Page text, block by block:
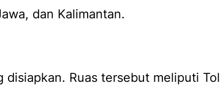
dan Kalimantan.
Ruas tersebut meliputi Tol